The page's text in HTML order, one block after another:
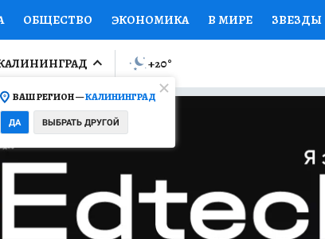
ОБЩЕСТВО ЭКОНОМИКА В МИРЕ ЗВЕЗДЫ
ПРОИСШЕСТВИЯ НАЦИОНАЛЬНЫЕ
МИР Я ЗНАЮ СЕМЬЯ ЖЕНСКИЕ
СЕРИАЛЫ
КОЛЛЕКЦИИ КОНКУРСЫ
ВАШ РЕГИОН —КАЛИНИНГРАД
ДА ВЫБРАТЬ ДРУГОЙ
+20°